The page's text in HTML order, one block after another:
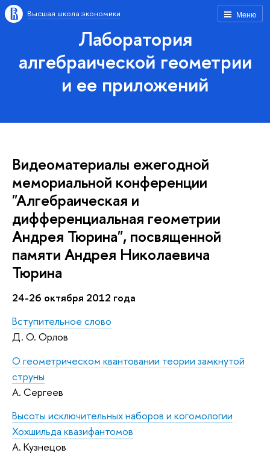
Меню
Высшая школа экономики
Лаборатория
алгебраической геометрии
и ее приложений
Видеоматериалы ежегодной
мемориальной конференции
"Алгебраическая и
дифференциальная геометрии
Андрея Тюрина", посвященной
памяти Андрея Николаевича
Тюрина
24-26 октября 2012 года
Вступительное слово
Д. О. Орлов
О геометрическом квантовании теории замкнутой
струны
А. Сергеев
Высоты исключительных наборов и когомологии
Хохшильда квазифантомов
А. Кузнецов